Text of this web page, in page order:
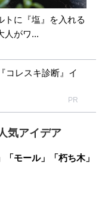
になった娘用に作っ
簡単な組み合わせのア
いので、少しの材料
が水ぶくれΣ（ﾟдﾟlll）
いで、私はやらない
手なんで、コツを聞い
持ちするようです
で素敵〜〜(^^;;と憧
入したしたらお知ら
は悪くても、いいこ
トに『塩』を入れる
人がワ...
コレスキ診断』イ
PR
気アイデア
モール」「朽ち木」